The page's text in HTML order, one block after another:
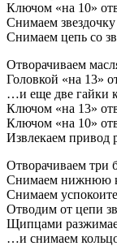
Ключом «на 10»
Снимаем
Снимаем цепь со
Отворачиваем
Головкой «на 13»
…и еще две гайки
Ключом «на 13»
Ключом «на 10»
Извлекаем привод
Отворачиваем три
Снимаем нижнюю
Снимаем
Отводим от цепи
Щипцами
…и снимаем кольцо